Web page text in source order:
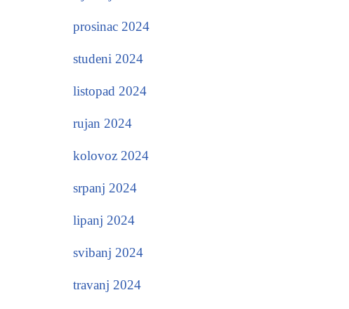
prosinac 2024
studeni 2024
listopad 2024
rujan 2024
kolovoz 2024
srpanj 2024
lipanj 2024
svibanj 2024
travanj 2024